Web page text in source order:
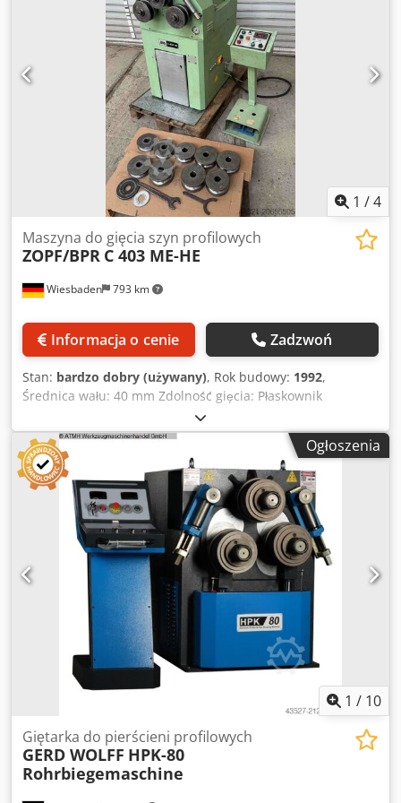
1 /4
Wiesbaden 793 km
Maszyna do gięcia szyn profilowych
ZOPF/BPR C 403 ME-HE
Informacja o cenie Zadzwoń
Stan: bardzo dobry (używany), Rok budowy: 1992,
Średnica wału: 40 mm Zdolność gięcia: Płaskownik
ustawiony pionowo przy średnicy 500 mm: 60 x 10 mm
Płaskownik poziomo przy średnicy 400 mm: 100 x 15 mm
Pręt kwadratowy przy średnicy 500 mm: 35 mm Kątownik
(ramię na zewnątrz) przy średnicy 450 mm: 50 x 50 x 6 mm
Kątownik (ramię do wewnątrz) przy średnicy 600 mm: 50 x
50 x 6 mm T-profil (T na zewnątrz/do wewnątrz) przy
średnicy 600 mm: 60 x 60 x 7 / 50 x 50 x 6 mm Pręt okrągły
przy średnicy 500 mm: 35 mm Cjdpfxsx Anpvo Ahlsrf
Prędkość obrotowa wału: 7,5 obr./min Zasilanie
elektryczne: 380 V, ok. 1,7 kW Zapotrzebowanie na miejsce:
910 x 640 x 1400 mm Waga: ok. 480 kg
Ogłoszenia
1 / 10
Giętarka do pierścieni profilowych
GERD WOLFF HPK-80
Rohrbiegemaschine